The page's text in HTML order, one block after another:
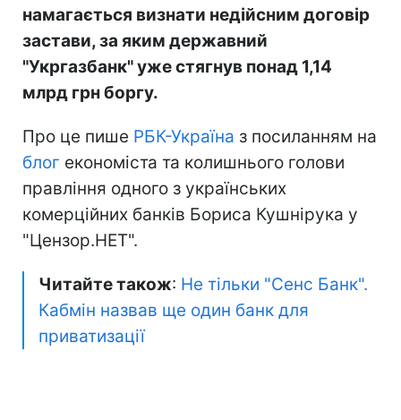
намагається визнати недійсним договір
застави, за яким державний
"Укргазбанк" уже стягнув понад 1,14
млрд грн боргу.
Про це пише РБК-Україна з посиланням на
блог економіста та колишнього голови
правління одного з українських
комерційних банків Бориса Кушнірука у
"Цензор.НЕТ".
Читайте також: Не тільки "Сенс Банк".
Кабмін назвав ще один банк для
приватизації